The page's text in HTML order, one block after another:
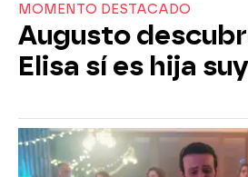
MOMENTO DESTACADO
Augusto
Elisa sí es hija